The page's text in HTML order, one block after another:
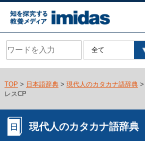
TOP > 日本語辞典> 現代人のカタカナ語辞典>
レスCP
現代人のカタカナ語辞典